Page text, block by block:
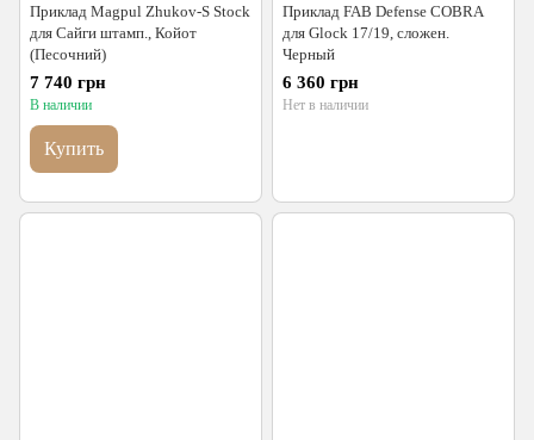
Приклад Magpul Zhukov-S Stock
для Сайги штамп., Койот
(Песочний)
7 740 грн
В наличии
Купить
Приклад FAB Defense COBRA
для Glock 17/19, сложен.
Черный
6 360 грн
Нет в наличии